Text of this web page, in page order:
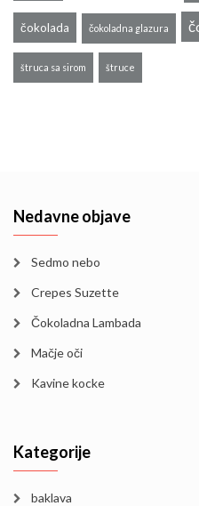
čokolada čokoladna glazura
štruca sa sirom štruce
Nedavne objave
Sedmo nebo
Crepes Suzette
Čokoladna Lambada
Mačje oči
Kavine kocke
Kategorije
baklava